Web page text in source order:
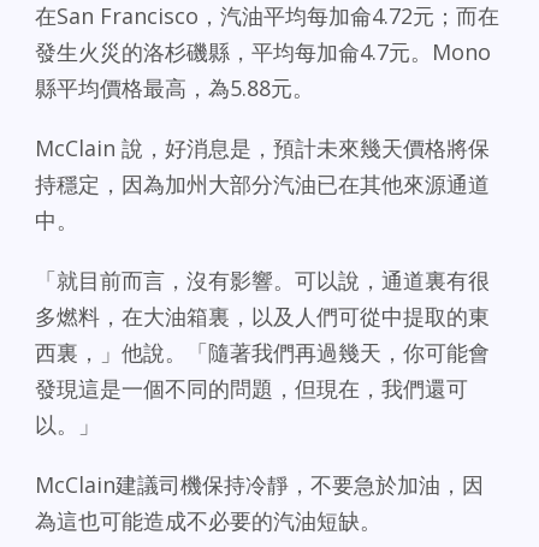
在San Francisco，汽油平均每加侖4.72元；而在
發生火災的洛杉磯縣，平均每加侖4.7元。Mono
縣平均價格最高，為5.88元。
McClain 說，好消息是，預計未來幾天價格將保
持穩定，因為加州大部分汽油已在其他來源通道
中。
「就目前而言，沒有影響。可以說，通道裏有很
多燃料，在大油箱裏，以及人們可從中提取的東
西裏，」他說。「隨著我們再過幾天，你可能會
發現這是一個不同的問題，但現在，我們還可
以。」
McClain建議司機保持冷靜，不要急於加油，因
為這也可能造成不必要的汽油短缺。